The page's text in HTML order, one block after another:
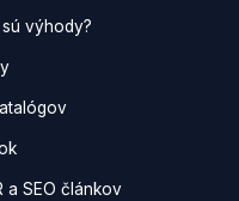
sú výhody?
a SEO článkov